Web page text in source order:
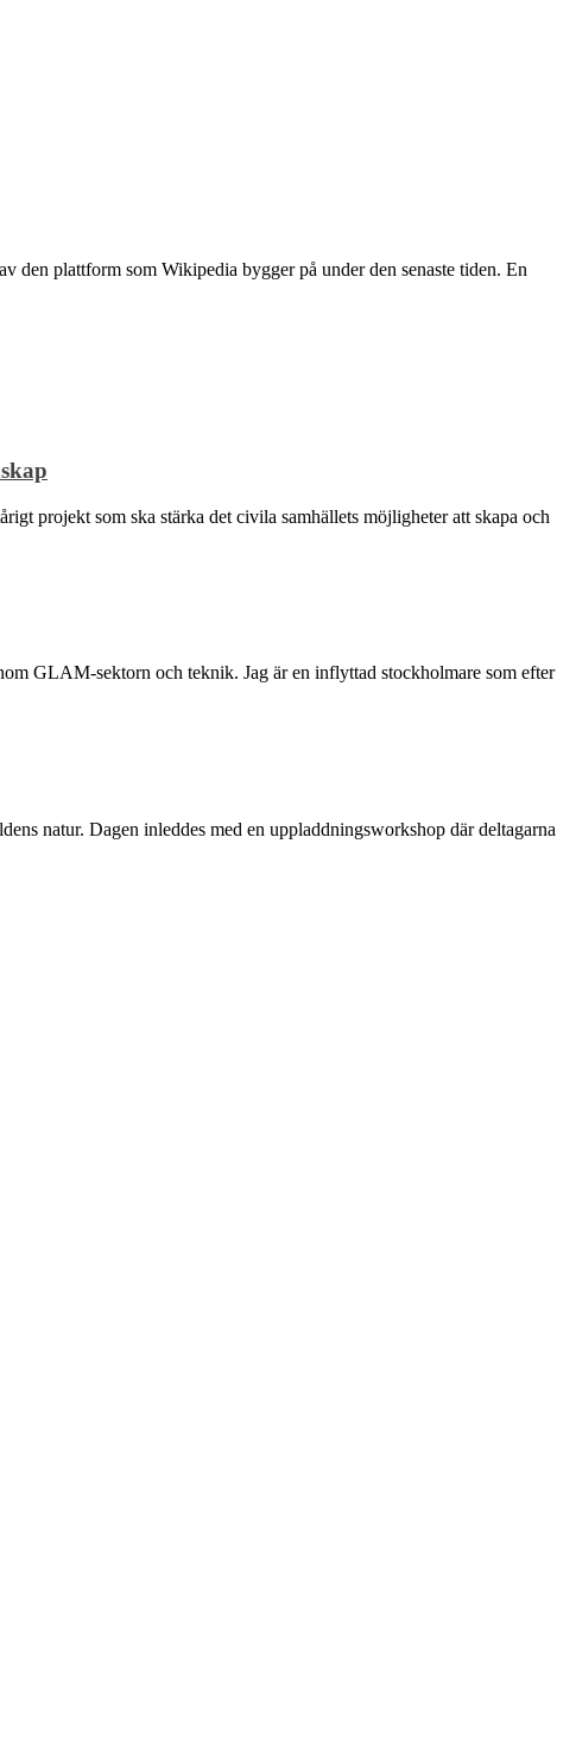
den plattform som Wikipedia bygger på under den senaste tiden. En
projekt som ska stärka det civila samhällets möjligheter att skapa och
GLAM-sektorn och teknik. Jag är en inflyttad stockholmare som efter
natur. Dagen inleddes med en uppladdningsworkshop där deltagarna